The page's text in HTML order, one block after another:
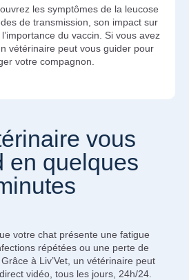
les symptômes de la leucose
de transmission, son impact sur
du vaccin. Si vous avez
vétérinaire peut vous guider pour
votre compagnon.
vous
en quelques
votre chat présente une fatigue
répétées ou une perte de
à Liv’Vet, un vétérinaire peut
vidéo, tous les jours, 24h/24.